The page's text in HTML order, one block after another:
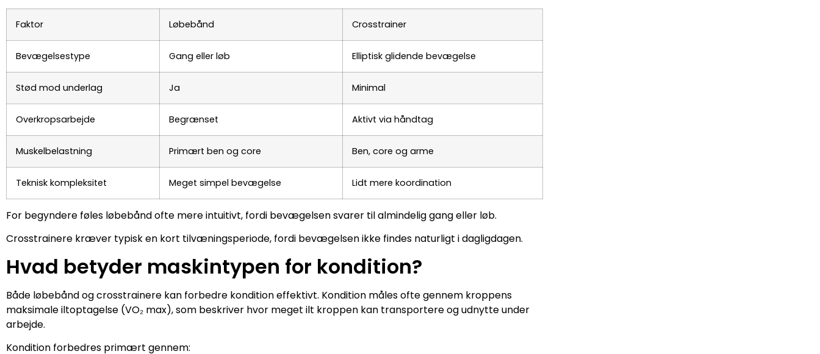
Faktor Løbebånd Crosstrainer
Bevægelsestype Gang eller løb Elliptisk glidende bevægelse
Stød mod underlag Ja Minimal
Overkropsarbejde Begrænset Aktivt via håndtag
Muskelbelastning Primært ben og core Ben, core og arme
Teknisk kompleksitet Meget simpel bevægelse Lidt mere koordination
For begyndere føles løbebånd ofte mere intuitivt, fordi bevægelsen svarer til almindelig gang eller løb.
Crosstrainere kræver typisk en kort tilvæningsperiode, fordi bevægelsen ikke findes naturligt i dagligdagen.
Hvad betyder maskintypen for kondition?
Både løbebånd og crosstrainere kan forbedre kondition effektivt. Kondition måles ofte gennem kroppens
maksimale iltoptagelse (VO₂ max), som beskriver hvor meget ilt kroppen kan transportere og udnytte under
arbejde.
Kondition forbedres primært gennem: